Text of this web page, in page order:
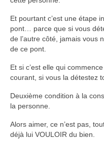
Et pourtant c’est une étape
pont… parce que si vous
de l’autre côté, jamais vous
de ce pont.
Et si c’est elle qui
courant, si vous la détestez
Deuxième condition à la
la personne.
Alors aimer, ce n’est pas,
déjà lui VOULOIR du bien.